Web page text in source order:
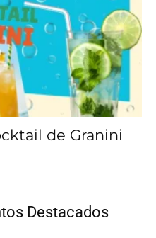
de Granini
Destacados